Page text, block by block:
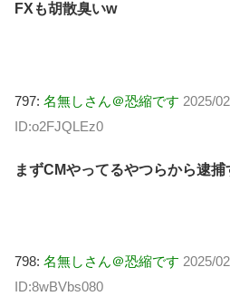
FXも胡散臭いw
797: 名無しさん＠恐縮です 2025/
ID:o2FJQLEz0
まずCMやってるやつらから逮捕
798: 名無しさん＠恐縮です 2025/
ID:8wBVbs080